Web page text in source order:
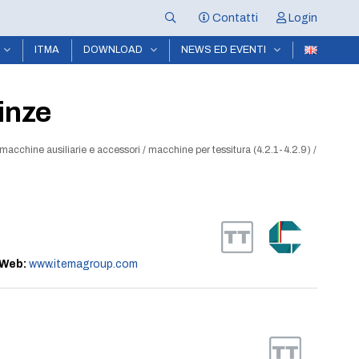
Contatti Login
ITMA DOWNLOAD NEWS ED EVENTI
ausiliarie e accessori / macchine per tessitura (4.2.1-4.2.9) /
www.itemagroup.com